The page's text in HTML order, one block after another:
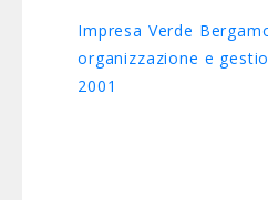
Impresa Verde
organizzazione e
2001